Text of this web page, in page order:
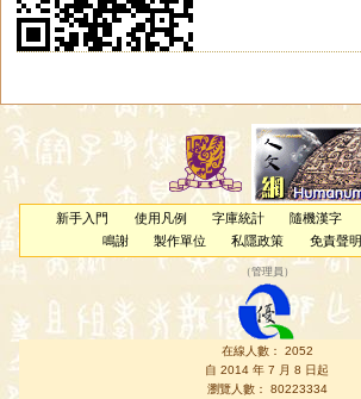
新手入門 使用凡例 字庫統計 隨機漢字
鳴謝
製作單位 私隱政策 免責聲明
（管理員 ）
在線人數： 2052
自 2014 年 7 月 8 日起
瀏覽人數： 80223334